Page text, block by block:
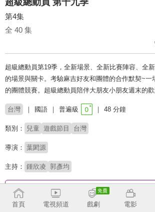
超級總動員 第十九季
第4集
全 40 集
超級總動員第19季，全新場景、全新比賽陣容、全
的場景與關卡。考驗麻吉好友和團體的合作默契~一
的團體競賽。超級總動員陪伴大朋友小朋友週末的
台灣 國語 普遍級 48 分鐘
類別： 兒童 遊戲節目 台灣
導演： 葉閎源
主持： 鍾欣凌 郭彥均
收回
首頁
電視頻道 戲劇 電影